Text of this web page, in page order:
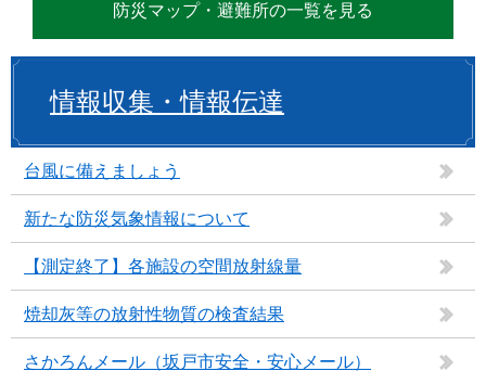
防災マップ・避難所の一覧を見る
情報収集・情報伝達
台風に備えましょう
新たな防災気象情報について
【測定終了】各施設の空間放射線量
焼却灰等の放射性物質の検査結果
さかろんメール（坂戸市安全・安心メール）